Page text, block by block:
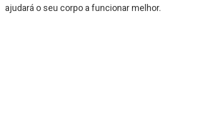
ajudará o seu corpo a funcionar melhor.